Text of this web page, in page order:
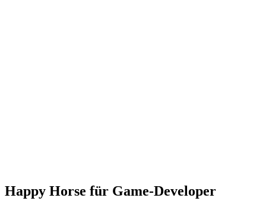
Happy Horse für Game-Developer